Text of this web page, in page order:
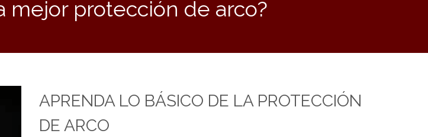
mejor protección de arco?
APRENDA LO BÁSICO DE LA PROTECCIÓN
DE ARCO